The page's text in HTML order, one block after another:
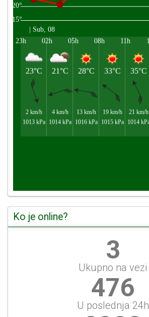
Ko je online?
3
Ukupno na vezi
476
U poslednja 24h